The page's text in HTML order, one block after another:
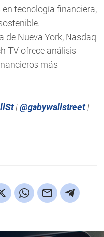
tecnología financiera,
de Nueva York, Nasdaq
TV ofrece análisis
más
|@gabywallstreet|